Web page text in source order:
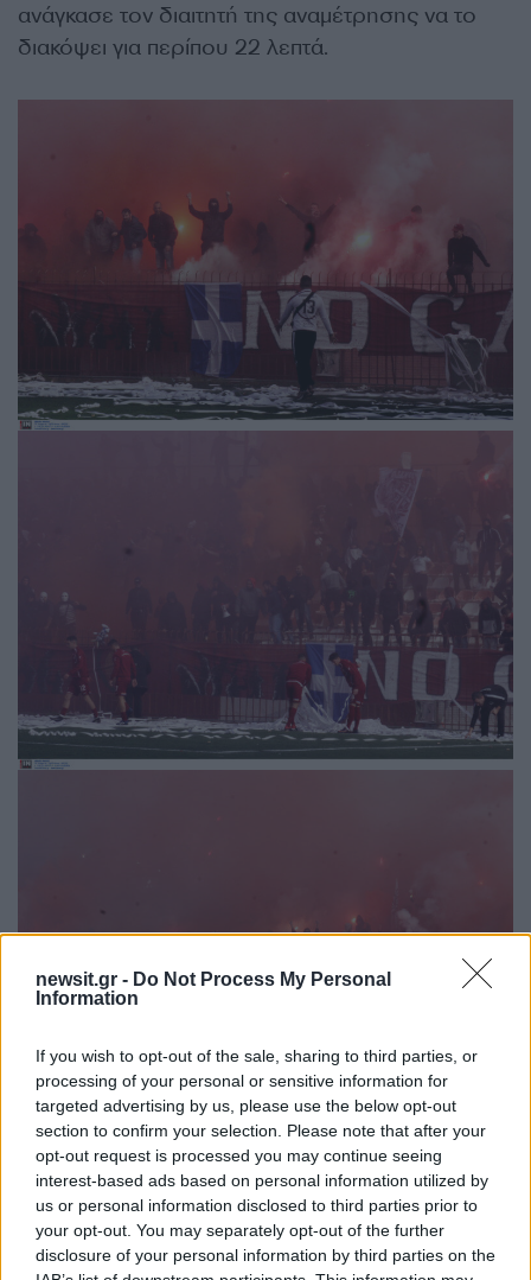
newsit.gr - Do Not Process My Personal
Information
If you wish to opt-out of the sale, sharing to third parties, or
processing of your personal or sensitive information for
targeted advertising by us, please use the below opt-out
section to confirm your selection. Please note that after your
opt-out request is processed you may continue seeing
interest-based ads based on personal information utilized by
us or personal information disclosed to third parties prior to
your opt-out. You may separately opt-out of the further
disclosure of your personal information by third parties on the
ανάγκασε τον διαιτητή της αναμέτρησης να το
διακόψει για περίπου 22 λεπτά.
ΦΩΤΟ: Intime
ΔΙΑΦΗΜΙΣΗ